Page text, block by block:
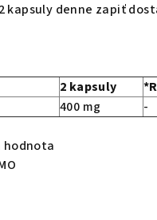
2 kapsuly denne zapiť
2 kapsuly
400 mg -
hodnota